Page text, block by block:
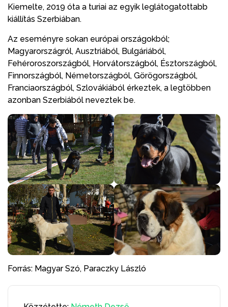
Kiemelte, 2019 óta a turiai az egyik leglátogatottabb
kiállítás Szerbiában.
Az eseményre sokan európai országokból;
Magyarországról, Ausztriából, Bulgáriából,
Fehéroroszországból, Horvátországból, Észtországból,
Finnországból, Németországból, Görögországból,
Franciaországból, Szlovákiából érkeztek, a legtöbben
azonban Szerbiából neveztek be.
Forrás: Magyar Szó, Paraczky László